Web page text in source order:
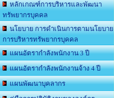
หลักเกณฑ์การบริหารและพัฒนา
ทรัพยากรบุคคล
นโยบาย การดำเนินการตามนโยบาย
การบริหารทรัพยากรบุคคล
แผนอัตรากำลังพนักงาน 3 ปี
แผนอัตรากำลังพนักงานจ้าง 4 ปี
แผนพัฒนาบุคลากร